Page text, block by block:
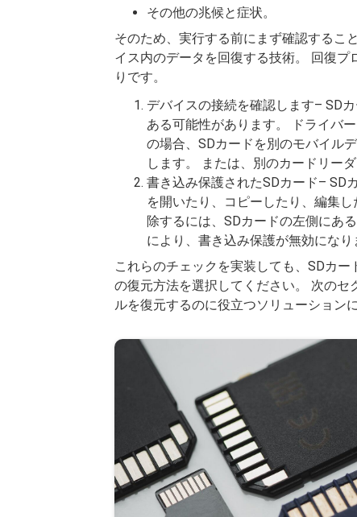
その他の兆候と症状。
そのため、実行する前にまず確認するこ
イス内のデータを回復する技術。 回復
りです。
デバイスの接続を確認します– SD
ある可能性があります。 ドライバ
の場合、SDカードを別のモバイル
します。 または、別のカードリー
書き込み保護されたSDカード– SD
を開いたり、コピーしたり、編集
除するには、SDカードの左側にあ
により、書き込み保護が無効になり
これらのチェックを実装しても、SDカ
の復元方法を選択してください。 次の
ルを復元するのに役立つソリューション